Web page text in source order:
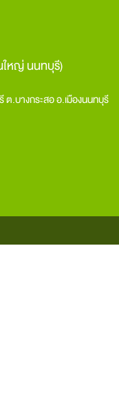
ใหญ่ นนทบุรี)
ต.บางกระสอ อ.เมืองนนทบุรี